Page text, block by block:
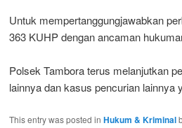
Untuk mempertanggungjawabkan
363 KUHP dengan ancaman
Polsek Tambora terus melanjutkan
lainnya dan kasus pencurian lainnya
This entry was posted in Hukum & Kriminal